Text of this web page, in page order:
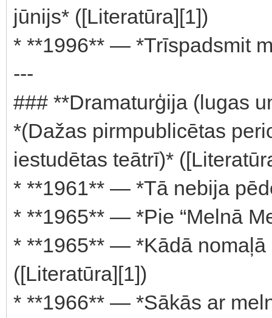
jūnijs* ([Literatūra][1])
* **1996** — *Trīspadsmit
---
### **Dramaturģija (lugas
*(Dažas pirmpublicētas
iestudētas teātrī)*
* **1961** — *Tā nebija
* **1965** — *Pie “Melnā
* **1965** — *Kādā nomaļā
([Literatūra][1])
* **1966** — *Sākās ar